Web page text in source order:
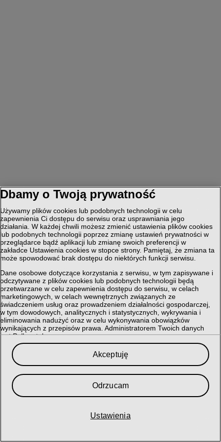
Dbamy o Twoją prywatność
Używamy plików cookies lub podobnych technologii w celu
zapewnienia Ci dostępu do serwisu oraz usprawniania jego
działania. W każdej chwili możesz zmienić ustawienia plików cookies
lub podobnych technologii poprzez zmianę ustawień prywatności w
przeglądarce bądź aplikacji lub zmianę swoich preferencji w
zakładce Ustawienia cookies w stopce strony. Pamiętaj, że zmiana ta
może spowodować brak dostępu do niektórych funkcji serwisu.
Dane osobowe dotyczące korzystania z serwisu, w tym zapisywane i
odczytywane z plików cookies lub podobnych technologii będą
przetwarzane w celu zapewnienia dostępu do serwisu, w celach
marketingowych, w celach wewnętrznych związanych ze
świadczeniem usług oraz prowadzeniem działalności gospodarczej,
w tym dowodowych, analitycznych i statystycznych, wykrywania i
eliminowania nadużyć oraz w celu wykonywania obowiązków
wynikających z przepisów prawa. Administratorem Twoich danych
jest Polkomtel sp. z o.o.
Przysługuje Ci prawo do dostępu do danych, ich usunięcia,
ograniczenia przetwarzania, przenoszenia, sprzeciwu, sprostowania
oraz cofnięcia zgód w każdym czasie, o ile stanowiły podstawę
przetwarzania.
Szczegółowe informacje dotyczące przetwarzania danych oraz
przysługujących Ci uprawnień, informacje dotyczące plików cookies
ustawieniami prywatności, znajdują się wPolityce Prywatności
Akceptuję
Odrzucam
Ustawienia